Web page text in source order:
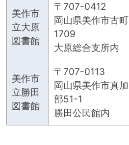
美作市
立大原
図書館
〒707-0412
岡山県美作市古町
1709
大原総合支所内
美作市
立勝田
図書館
〒707-0113
岡山県美作市真加
部51-1
勝田公民館内